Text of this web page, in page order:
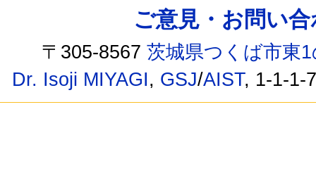
ご意見・お問い
〒305-8567茨城県つくば市東
Dr. Isoji MIYAGI, GSJ/AIST, 1-1-1-